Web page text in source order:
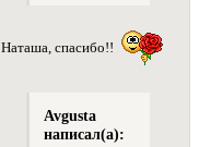
Наташа, спасибо!!
Avgusta
написал(а):